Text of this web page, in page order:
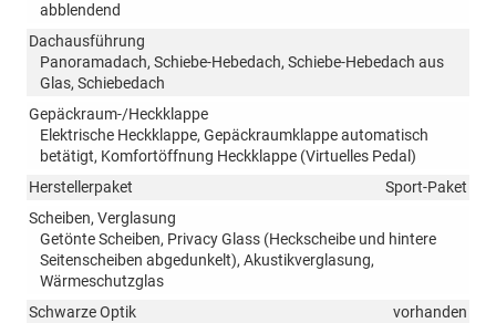
abblendend
Dachausführung
Panoramadach, Schiebe-Hebedach, Schiebe-Hebedach aus
Glas, Schiebedach
Gepäckraum-/Heckklappe
Elektrische Heckklappe, Gepäckraumklappe automatisch
betätigt, Komfortöffnung Heckklappe (Virtuelles Pedal)
Herstellerpaket
Sport-Paket
Scheiben, Verglasung
Getönte Scheiben, Privacy Glass (Heckscheibe und hintere
Seitenscheiben abgedunkelt), Akustikverglasung,
Wärmeschutzglas
Schwarze Optik
vorhanden